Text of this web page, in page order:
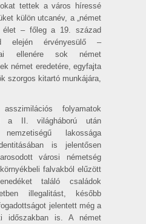
tettek a város híressé
külön utcanév, a „német
élet – főleg a 19. század
elején érvényesülő –
ellenére sok német
német eredetére, egyfajta
szorgos kitartó munkájára,
folyamatok
a II. világháború után
lakossága
is jelentősen
városi németség
falvakból elűzött
találó családok
illegalitást, később
jelentett még a
időszakban is. A német